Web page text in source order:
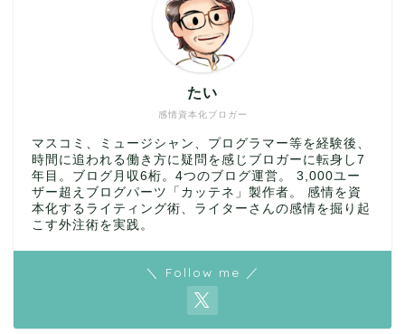
感情資本化ブロガー
たい
マスコミ、ミュージシャン、プログラマー等を経験後、
時間に追われる働き方に疑問を感じブロガーに転身し7
年目。ブログ月収6桁。4つのブログ運営。 3,000ユー
ザー超えブログパーツ「カッテネ」製作者。 感情を資
本化するライティング術、ライターさんの感情を掘り起
こす外注術を実践。
＼ Follow me ／